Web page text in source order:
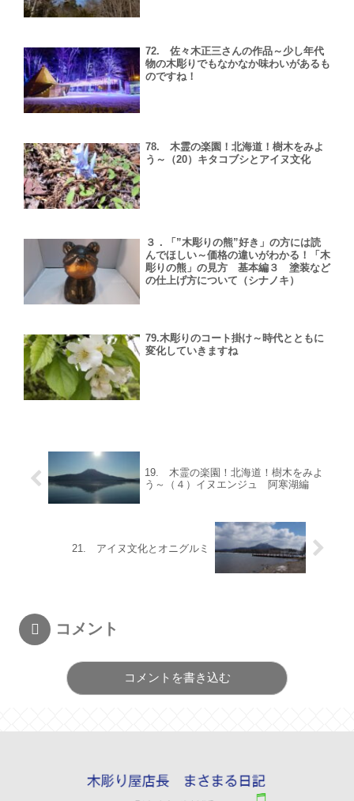
72. 佐々木正三さんの作品～少し年代
物の木彫りでもなかなか味わいがあるも
のですね！
78. 木霊の楽園！北海道！樹木をみよ
う～（20）キタコブシとアイヌ文化
３．「”木彫りの熊”好き」の方には読
んでほしい～価格の違いがわかる！「木
彫りの熊」の見方 基本編３ 塗装など
の仕上げ方について（シナノキ）
79.木彫りのコート掛け～時代とともに
変化していきますね
19. 木霊の楽園！北海道！樹木をみよ
う～（４）イヌエンジュ 阿寒湖編
21. アイヌ文化とオニグルミ
コメント
コメントを書き込む